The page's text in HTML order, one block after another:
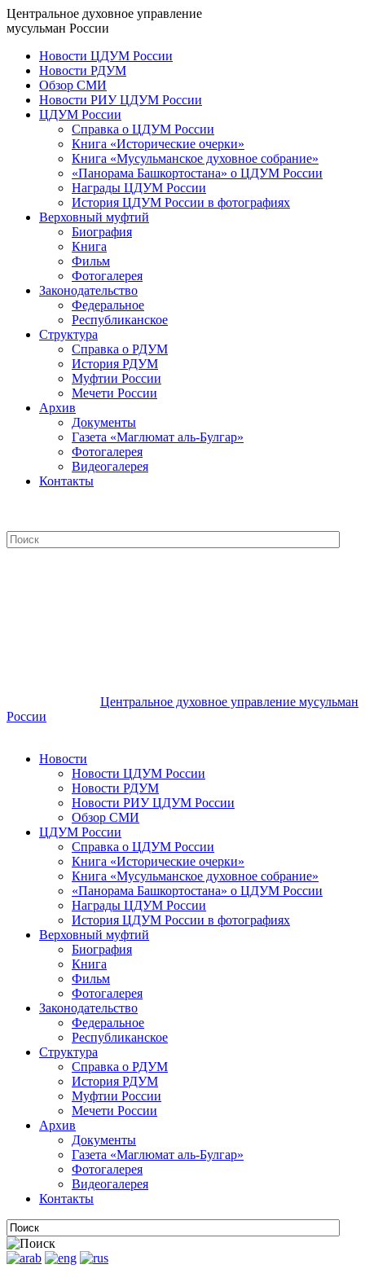
Центральное духовное управление
мусульман России
Новости ЦДУМ России
Новости РДУМ
Обзор СМИ
Новости РИУ ЦДУМ России
ЦДУМ России
Справка о ЦДУМ России
Книга «Исторические очерки»
Книга «Мусульманское духовное собрание»
«Панорама Башкортостана» о ЦДУМ России
Награды ЦДУМ России
История ЦДУМ России в фотографиях
Верховный муфтий
Биография
Книга
Фильм
Фотогалерея
Законодательство
Федеральное
Республиканское
Структура
Справка о РДУМ
История РДУМ
Муфтии России
Мечети России
Архив
Документы
Газета «Маглюмат аль-Булгар»
Фотогалерея
Видеогалерея
Контакты
Центральное духовное управление мусульман
России
Новости
Новости ЦДУМ России
Новости РДУМ
Новости РИУ ЦДУМ России
Обзор СМИ
ЦДУМ России
Справка о ЦДУМ России
Книга «Исторические очерки»
Книга «Мусульманское духовное собрание»
«Панорама Башкортостана» о ЦДУМ России
Награды ЦДУМ России
История ЦДУМ России в фотографиях
Верховный муфтий
Биография
Книга
Фильм
Фотогалерея
Законодательство
Федеральное
Республиканское
Структура
Справка о РДУМ
История РДУМ
Муфтии России
Мечети России
Архив
Документы
Газета «Маглюмат аль-Булгар»
Фотогалерея
Видеогалерея
Контакты